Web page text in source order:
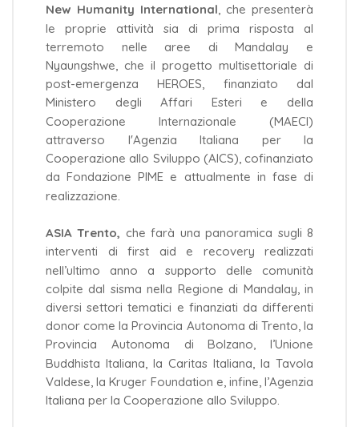
New Humanity International, che presenterà
le proprie attività sia di prima risposta al
terremoto nelle aree di Mandalay e
Nyaungshwe, che il progetto multisettoriale di
post-emergenza HEROES, finanziato dal
Ministero degli Affari Esteri e della
Cooperazione Internazionale (MAECI)
attraverso l'Agenzia Italiana per la
Cooperazione allo Sviluppo (AICS), cofinanziato
da Fondazione PIME e attualmente in fase di
realizzazione.
ASIA Trento, che farà una panoramica sugli 8
interventi di first aid e recovery realizzati
nell’ultimo anno a supporto delle comunità
colpite dal sisma nella Regione di Mandalay, in
diversi settori tematici e finanziati da differenti
donor come la Provincia Autonoma di Trento, la
Provincia Autonoma di Bolzano, l’Unione
Buddhista Italiana, la Caritas Italiana, la Tavola
Valdese, la Kruger Foundation e, infine, l’Agenzia
Italiana per la Cooperazione allo Sviluppo.